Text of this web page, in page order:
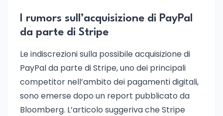
I rumors sull’acquisizione di PayPal
da parte di Stripe
Le indiscrezioni sulla possibile acquisizione di
PayPal da parte di Stripe, uno dei principali
competitor nell’ambito dei pagamenti digitali,
sono emerse dopo un report pubblicato da
Bloomberg. L’articolo suggeriva che Stripe